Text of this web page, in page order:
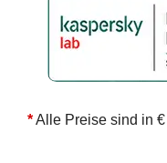
*Alle Preise sind in